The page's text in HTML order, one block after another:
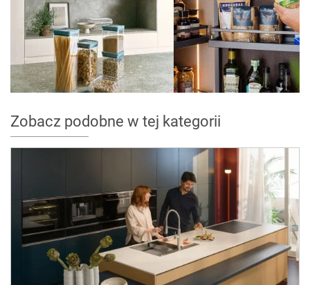
Zobacz podobne w tej kategorii